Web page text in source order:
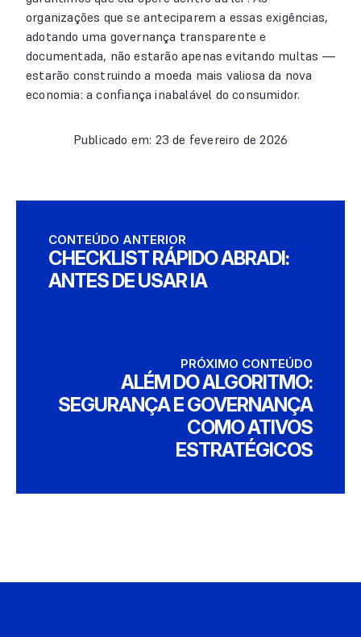
organizações que se anteciparem a essas exigências,
adotando uma governança transparente e
documentada, não estarão apenas evitando multas —
estarão construindo a moeda mais valiosa da nova
economia: a confiança inabalável do consumidor.
Publicado em: 23 de fevereiro de 2026
CONTEÚDO ANTERIOR
CHECKLIST RÁPIDO ABRADI:
ANTES DE USAR IA
PRÓXIMO CONTEÚDO
ALÉM DO ALGORITMO:
SEGURANÇA E GOVERNANÇA
COMO ATIVOS
ESTRATÉGICOS